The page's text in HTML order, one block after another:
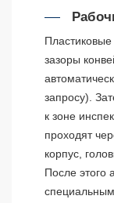
зазоры
запросу).
к зоне
проходят
корпус,
После этого